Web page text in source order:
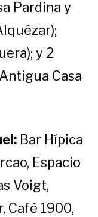
Pardina y
y 2
Casa
Bar Hípica
Espacio
Voigt,
Café 1900,